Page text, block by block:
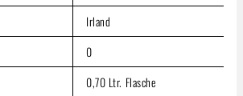
Irland
0
0,70 Ltr. Flasche